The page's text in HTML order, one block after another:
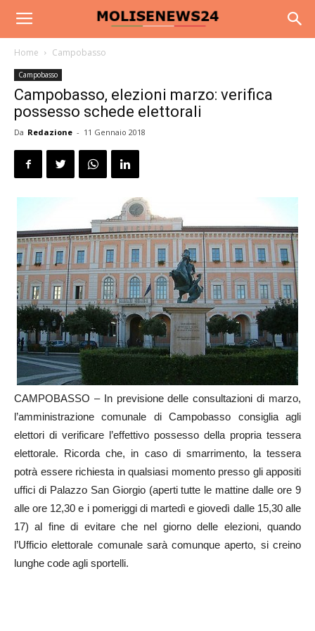
Home Campobasso
Campobasso
Campobasso, elezioni marzo: verifica
possesso schede elettorali
Da Redazione - 11 Gennaio 2018
CAMPOBASSO – In previsione delle consultazioni di marzo,
l’amministrazione comunale di Campobasso consiglia agli
elettori di verificare l’effettivo possesso della propria tessera
elettorale. Ricorda che, in caso di smarrimento, la tessera
potrà essere richiesta in qualsiasi momento presso gli appositi
uffici di Palazzo San Giorgio (aperti tutte le mattine dalle ore 9
alle ore 12,30 e i pomeriggi di martedì e giovedì dalle 15,30 alle
17) al fine di evitare che nel giorno delle elezioni, quando
l’Ufficio elettorale comunale sarà comunque aperto, si creino
lunghe code agli sportelli.